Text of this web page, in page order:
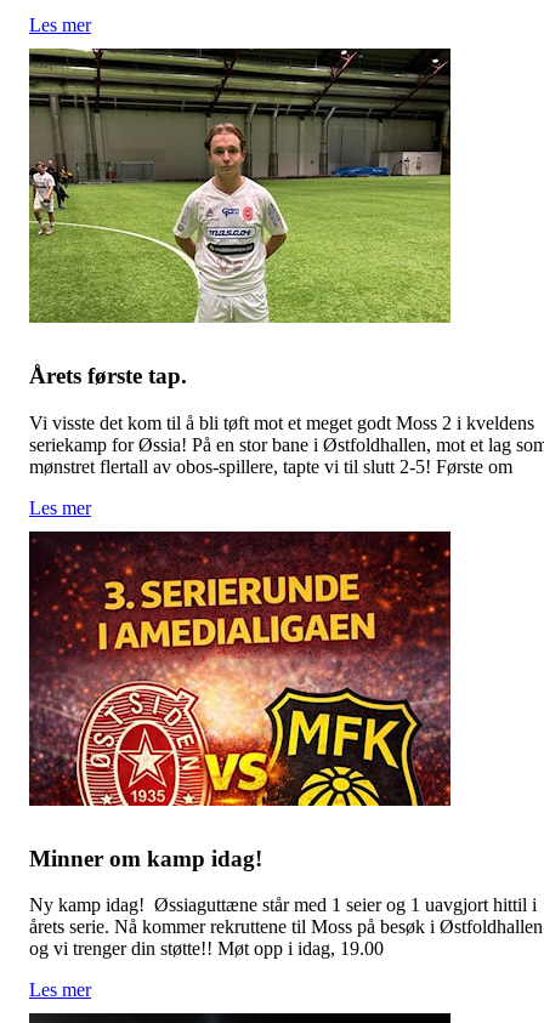
Les mer
Årets første tap.
Vi visste det kom til å bli tøft mot et meget godt Moss 2 i kveldens
seriekamp for Øssia! På en stor bane i Østfoldhallen, mot et lag
mønstret flertall av obos-spillere, tapte vi til slutt 2-5! Første om
Les mer
Minner om kamp idag!
Ny kamp idag! Øssiaguttæne står med 1 seier og 1 uavgjort hittil i
årets serie. Nå kommer rekruttene til Moss på besøk i Østfoldhallen
og vi trenger din støtte!! Møt opp i idag, 19.00
Les mer